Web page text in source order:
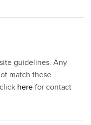
guidelines. Any
match these
here for contact